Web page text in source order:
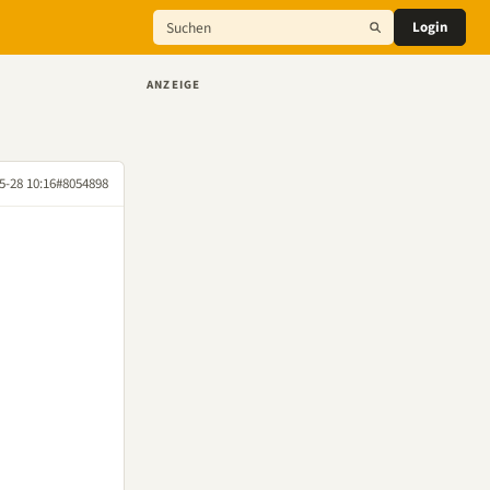
Login
28 10:16#8054898
ANZEIGE